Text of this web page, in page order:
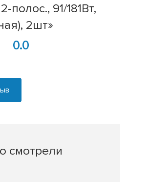
полос., 91/181Вт,
2шт»
0.0
смотрели